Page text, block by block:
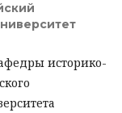
историко-